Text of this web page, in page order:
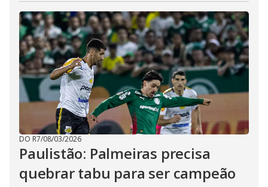
DO R7/08/03/2026
Paulistão: Palmeiras precisa
quebrar tabu para ser campeão